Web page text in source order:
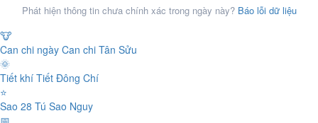
Phát hiện thông tin chưa chính xác trong ngày này? Báo lỗi dữ liệu
🐮
Can chi ngày Can chi Tân Sửu
🌞
Tiết khí Tiết Đông Chí
⭐
Sao 28 Tú Sao Nguy
📅